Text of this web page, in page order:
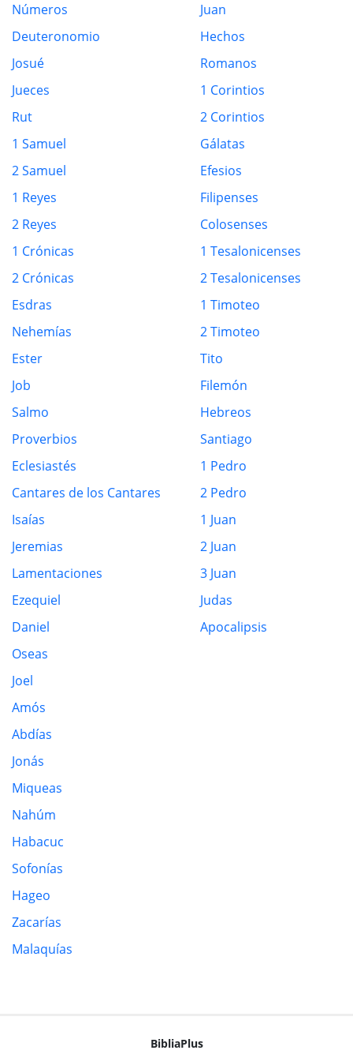
Números
Deuteronomio
Josué
Jueces
Rut
1 Samuel
2 Samuel
1 Reyes
2 Reyes
1 Crónicas
2 Crónicas
Esdras
Nehemías
Ester
Job
Salmo
Proverbios
Eclesiastés
Cantares de los Cantares
Isaías
Jeremias
Lamentaciones
Ezequiel
Daniel
Oseas
Joel
Amós
Abdías
Jonás
Miqueas
Nahúm
Habacuc
Sofonías
Hageo
Zacarías
Malaquías
Juan
Hechos
Romanos
1 Corintios
2 Corintios
Gálatas
Efesios
Filipenses
Colosenses
1 Tesalonicenses
2 Tesalonicenses
1 Timoteo
2 Timoteo
Tito
Filemón
Hebreos
Santiago
1 Pedro
2 Pedro
1 Juan
2 Juan
3 Juan
Judas
Apocalipsis
BibliaPlus